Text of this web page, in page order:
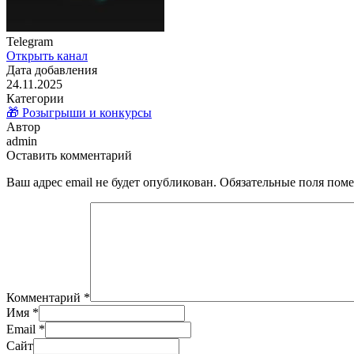
Telegram
Открыть канал
Дата добавления
24.11.2025
Категории
🎁 Розыгрыши и конкурсы
Автор
admin
Оставить комментарий
Ваш адрес email не будет опубликован. Обязательные поля
Комментарий *
Имя *
Email *
Сайт